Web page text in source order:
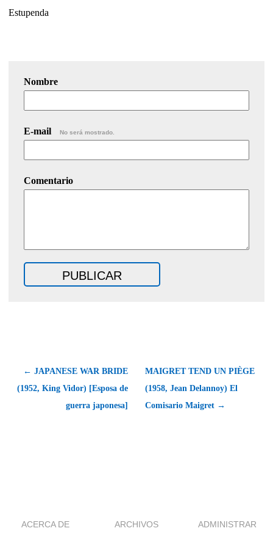
Estupenda
Nombre
E-mail No será mostrado.
Comentario
← JAPANESE WAR BRIDE
(1952, King Vidor) [Esposa de
guerra japonesa]
MAIGRET TEND UN PIÈGE
(1958, Jean Delannoy) El
Comisario Maigret →
ACERCA DE ARCHIVOS ADMINISTRAR